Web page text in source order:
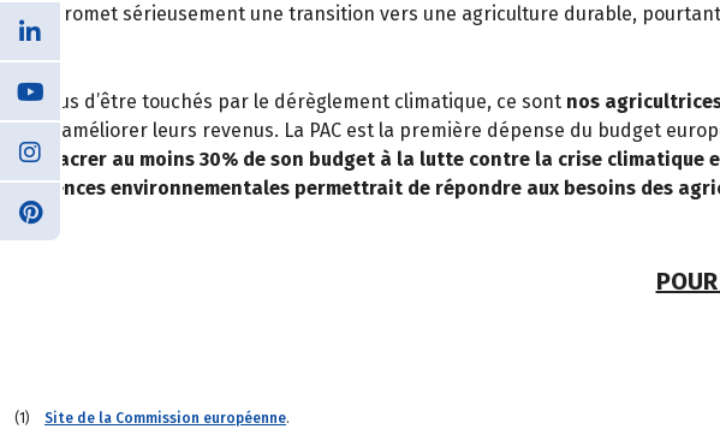
compromet sérieusement une transition vers une agriculture durable,
En plus d’être touchés par le dérèglement climatique, ce sont nos
pour améliorer leurs revenus. La PAC est la première dépense du budget
consacrer au moins 30% de son budget à la lutte contre la crise
exigences environnementales permettrait de répondre aux besoins des
(1) Site de la Commission européenne.